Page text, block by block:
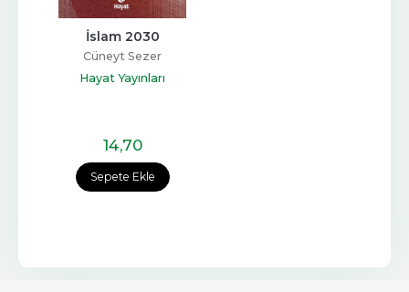
Sepete Ekle
İslam 2030
Cüneyt Sezer
Hayat Yayınları
14,70